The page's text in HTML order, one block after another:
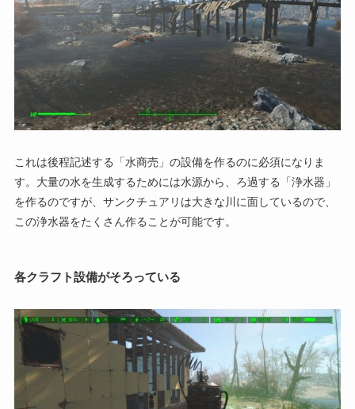
これは後程記述する「水商売」の設備を作るのに必須になりま
す。大量の水を生成するためには水源から、ろ過する「浄水器」
を作るのですが、サンクチュアリは大きな川に面しているので、
この浄水器をたくさん作ることが可能です。
各クラフト設備がそろっている